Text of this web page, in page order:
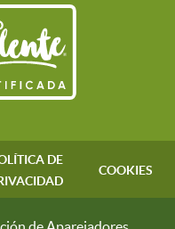
DE
COOKIES